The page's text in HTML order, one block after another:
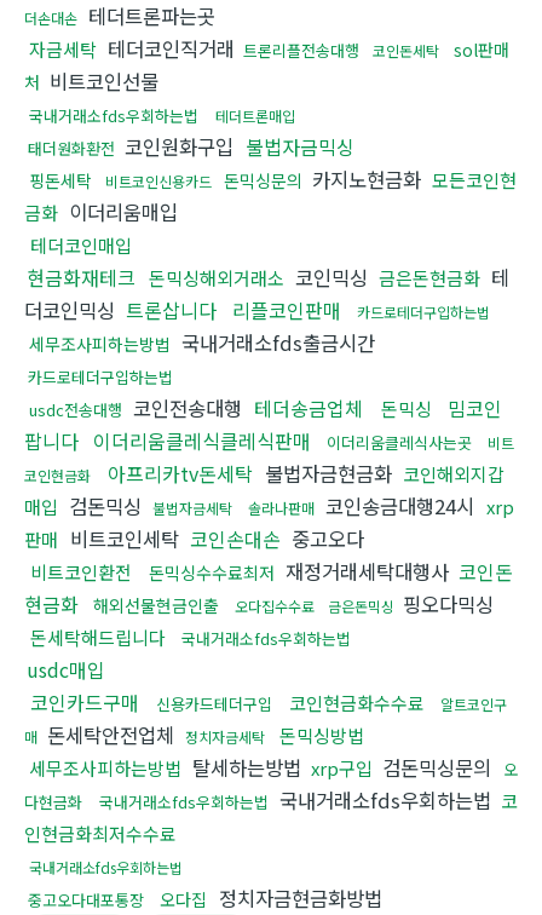
더손대손 테더트론파는곳
자금세탁 테더코인직거래 트론리플전송대행 코인돈세탁
sol판매
처 비트코인선물
국내거래소fds우회하는법 테더트론매입
태더원화환전 코인원화구입 불법자금믹싱
핑돈세탁 비트코인신용카드 돈믹싱문의 카지노현금화 모든코인현
금화 이더리움매입
테더코인매입
현금화재테크 돈믹싱해외거래소 코인믹싱 금은돈현금화 테
더코인믹싱 트론삽니다 리플코인판매 카드로테더구입하는법
세무조사피하는방법 국내거래소fds출금시간
카드로테더구입하는법
usdc전송대행 코인전송대행 테더송금업체 돈믹싱
밈코인
팝니다 이더리움클레식클레식판매 이더리움클레식사는곳
비트
코인현금화
아프리카tv돈세탁 불법자금현금화 코인해외지갑
매입 검돈믹싱 불법자금세탁 솔라나판매 코인송금대행24시 xrp
판매 비트코인세탁 코인손대손 중고오다
비트코인환전 돈믹싱수수료최저 재정거래세탁대행사 코인돈
현금화 해외선물현금인출 오다집수수료 금은돈믹싱 핑오다믹싱
돈세탁해드립니다 국내거래소fds우회하는법
usdc매입
코인카드구매
신용카드테더구입 코인현금화수수료
알트코인구
매 돈세탁안전업체 정치자금세탁
돈믹싱방법
세무조사피하는방법 탈세하는방법 xrp구입 검돈믹싱문의
오
다현금화
국내거래소fds우회하는법 국내거래소fds우회하는법 코
인현금화최저수수료
국내거래소fds우회하는법
중고오다대포통장 오다집 정치자금현금화방법